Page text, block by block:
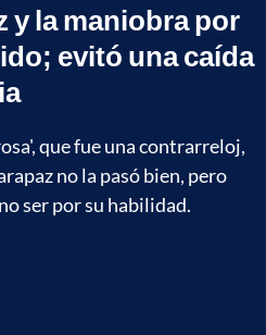
y la maniobra por
evitó una caída
que fue una contrarreloj,
no la pasó bien, pero
ser por su habilidad.